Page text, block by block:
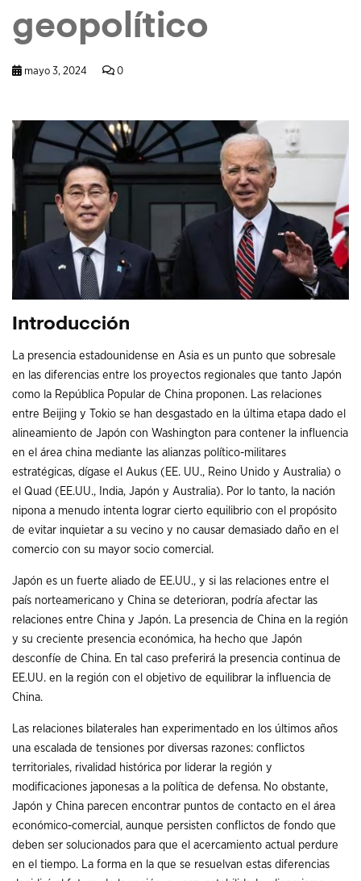
geopolítico
mayo 3, 2024 0
Introducción
La presencia estadounidense en Asia es un punto que sobresale
en las diferencias entre los proyectos regionales que tanto Japón
como la República Popular de China proponen. Las relaciones
entre Beijing y Tokio se han desgastado en la última etapa dado el
alineamiento de Japón con Washington para contener la influencia
en el área china mediante las alianzas político-militares
estratégicas, dígase el Aukus (EE. UU., Reino Unido y Australia) o
el Quad (EE.UU., India, Japón y Australia). Por lo tanto, la nación
nipona a menudo intenta lograr cierto equilibrio con el propósito
de evitar inquietar a su vecino y no causar demasiado daño en el
comercio con su mayor socio comercial.
Japón es un fuerte aliado de EE.UU., y si las relaciones entre el
país norteamericano y China se deterioran, podría afectar las
relaciones entre China y Japón. La presencia de China en la región
y su creciente presencia económica, ha hecho que Japón
desconfíe de China. En tal caso preferirá la presencia continua de
EE.UU. en la región con el objetivo de equilibrar la influencia de
China.
Las relaciones bilaterales han experimentado en los últimos años
una escalada de tensiones por diversas razones: conflictos
territoriales, rivalidad histórica por liderar la región y
modificaciones japonesas a la política de defensa. No obstante,
Japón y China parecen encontrar puntos de contacto en el área
económico-comercial, aunque persisten conflictos de fondo que
deben ser solucionados para que el acercamiento actual perdure
en el tiempo. La forma en la que se resuelvan estas diferencias